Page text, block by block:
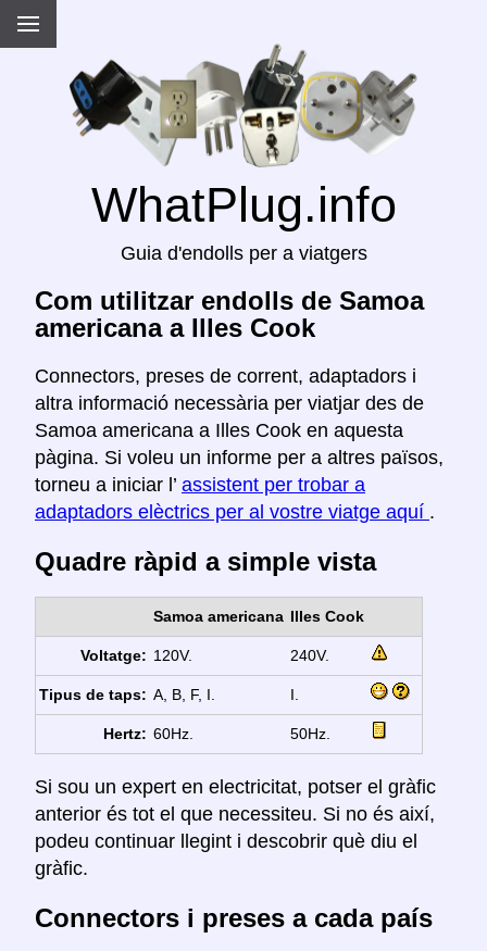
WhatPlug.info
Guia d'endolls per a viatgers
Com utilitzar endolls de Samoa
americana a Illes Cook
Connectors, preses de corrent, adaptadors i
altra informació necessària per viatjar des de
Samoa americana a Illes Cook en aquesta
pàgina. Si voleu un informe per a altres països,
torneu a iniciar l’ assistent per trobar a
adaptadors elèctrics per al vostre viatge aquí .
Quadre ràpid a simple vista
Samoa americana Illes Cook
Voltatge: 120V. 240V.
Tipus de taps: A, B, F, I. I.
Hertz: 60Hz. 50Hz.
Si sou un expert en electricitat, potser el gràfic
anterior és tot el que necessiteu. Si no és així,
podeu continuar llegint i descobrir què diu el
gràfic.
Connectors i preses a cada país